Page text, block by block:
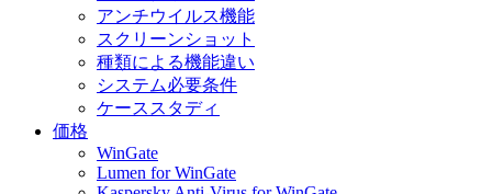
アンチウイルス機能
スクリーンショット
種類による機能違い
システム必要条件
ケーススタディ
価格
WinGate
Lumen for WinGate